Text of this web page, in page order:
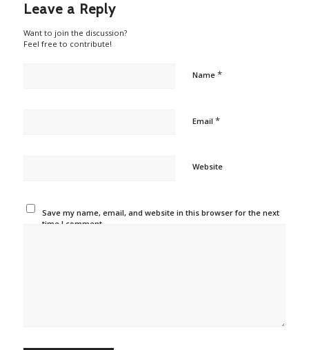
Leave a Reply
Want to join the discussion?
Feel free to contribute!
Name *
Email *
Website
Save my name, email, and website in this browser for the next
time I comment.